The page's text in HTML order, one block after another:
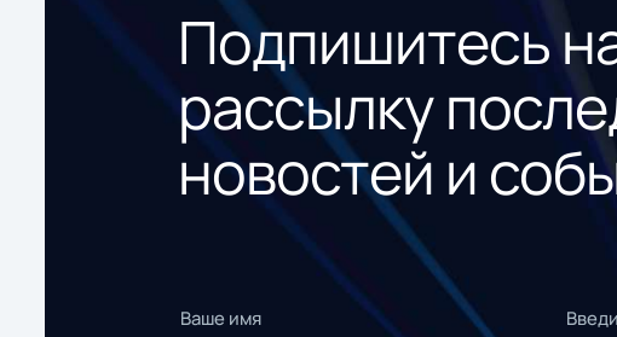
Подпишитесь
рассылку
новостей и